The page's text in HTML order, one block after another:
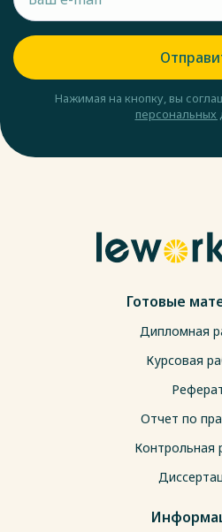
Нажимая на кнопку, вы
персональных
Готовые
Дипломная
Курсовая
Отчет по
Контрольная